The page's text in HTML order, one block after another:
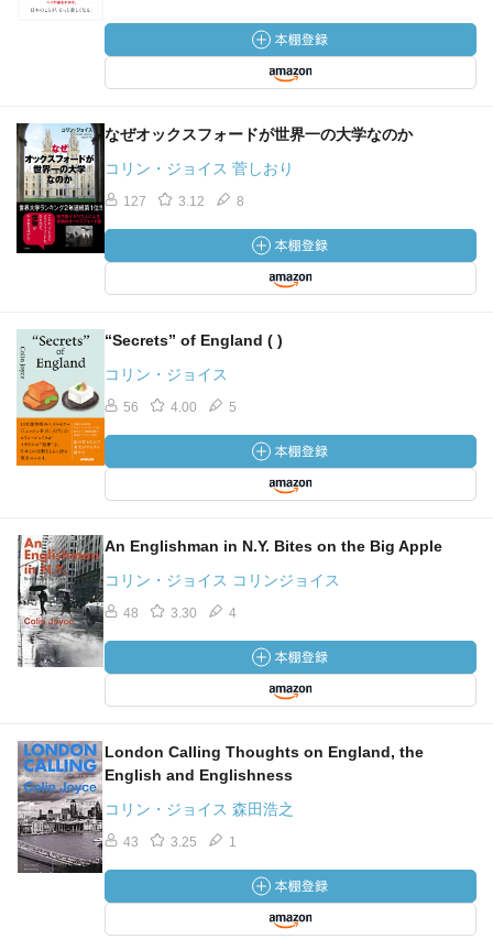
なぜオックスフォードが世界一の大学なのか
コリン・ジョイス 菅しおり
127 3.12 8
“Secrets” of England ( )
コリン・ジョイス
56 4.00 5
An Englishman in N.Y. Bites on the Big Apple
コリン・ジョイス コリンジョイス
48 3.30 4
London Calling Thoughts on England, the
English and Englishness
コリン・ジョイス 森田浩之
43 3.25 1